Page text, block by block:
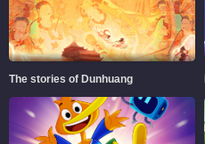
The stories of Dunhuang